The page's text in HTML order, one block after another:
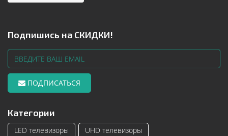
Подпишись на СКИДКИ!
ПОДПИСАТЬСЯ
Категории
LED телевизоры
UHD телевизоры